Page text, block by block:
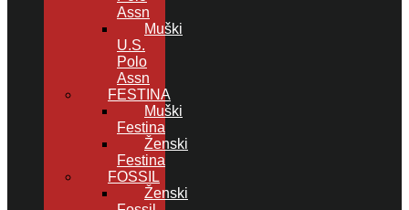
Assn
Muški
U.S.
Polo
Assn
FESTINA
Muški
Festina
Ženski
Festina
FOSSIL
Ženski